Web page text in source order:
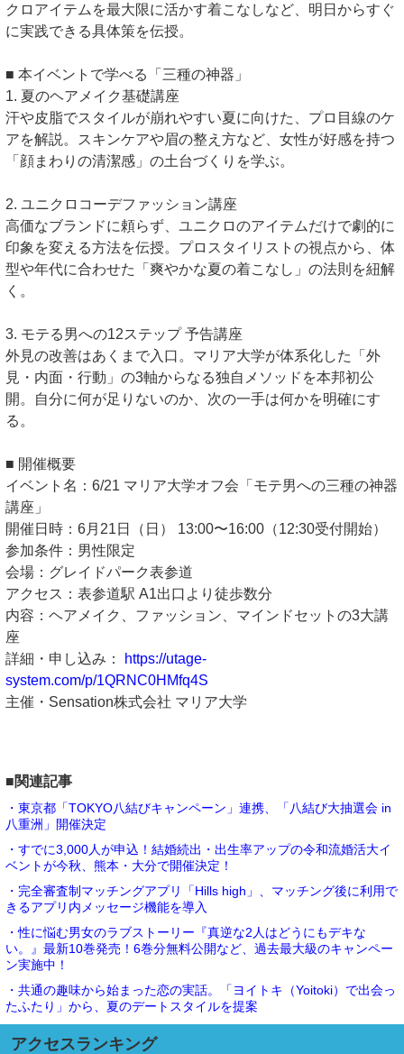
クロアイテムを最大限に活かす着こなしなど、明日からすぐ
に実践できる具体策を伝授。
■ 本イベントで学べる「三種の神器」
1. 夏のヘアメイク基礎講座
汗や皮脂でスタイルが崩れやすい夏に向けた、プロ目線のケ
アを解説。スキンケアや眉の整え方など、女性が好感を持つ
「顔まわりの清潔感」の土台づくりを学ぶ。
2. ユニクロコーデファッション講座
高価なブランドに頼らず、ユニクロのアイテムだけで劇的に
印象を変える方法を伝授。プロスタイリストの視点から、体
型や年代に合わせた「爽やかな夏の着こなし」の法則を紐解
く。
3. モテる男への12ステップ 予告講座
外見の改善はあくまで入口。マリア大学が体系化した「外
見・内面・行動」の3軸からなる独自メソッドを本邦初公
開。自分に何が足りないのか、次の一手は何かを明確にす
る。
■ 開催概要
イベント名：6/21 マリア大学オフ会「モテ男への三種の神器
講座」
開催日時：6月21日（日） 13:00〜16:00（12:30受付開始）
参加条件：男性限定
会場：グレイドパーク表参道
アクセス：表参道駅 A1出口より徒歩数分
内容：ヘアメイク、ファッション、マインドセットの3大講
座
詳細・申し込み：
https://utage-
system.com/p/1QRNC0HMfq4S
主催・Sensation株式会社 マリア大学
■関連記事
・東京都「TOKYO八結びキャンペーン」連携、「八結び大抽選会 in
八重洲」開催決定
・すでに3,000人が申込！結婚続出・出生率アップの令和流婚活大イ
ベントが今秋、熊本・大分で開催決定！
・完全審査制マッチングアプリ「Hills high」、マッチング後に利用で
きるアプリ内メッセージ機能を導入
・性に悩む男女のラブストーリー『真逆な2人はどうにもデキな
い。』最新10巻発売！6巻分無料公開など、過去最大級のキャンペー
ン実施中！
・共通の趣味から始まった恋の実話。「ヨイトキ（Yoitoki）で出会っ
たふたり」から、夏のデートスタイルを提案
アクセスランキング